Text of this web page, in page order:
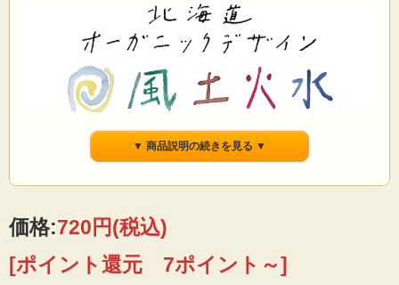
北海道オーガニックデザイン風土火水は1988年創業当初よりオーガニック普及に
取り組んできたアグリシステムのプロジェクトです。未来の子どもたちに本当に
す。
▼ 商品説明の続きを見る ▼
価格:720円(税込)
[ポイント還元 7ポイント～]